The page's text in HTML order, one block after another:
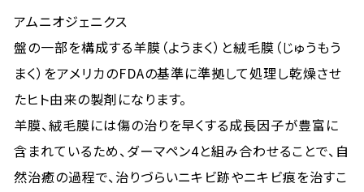
アムニオジェニクス
盤の一部を構成する羊膜（ようまく）と絨毛膜（じゅうもう
まく）をアメリカのFDAの基準に準拠して処理し乾燥させ
たヒト由来の製剤になります。
羊膜、絨毛膜には傷の治りを早くする成長因子が豊富に
含まれているため、ダーマペン4と組み合わせることで、自
然治癒の過程で、治りづらいニキビ跡やニキビ痕を治すこ